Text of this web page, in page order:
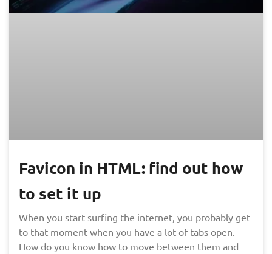
Favicon in HTML: find out how
to set it up
When you start surfing the internet, you probably get
to that moment when you have a lot of tabs open.
How do you know how to move between them and